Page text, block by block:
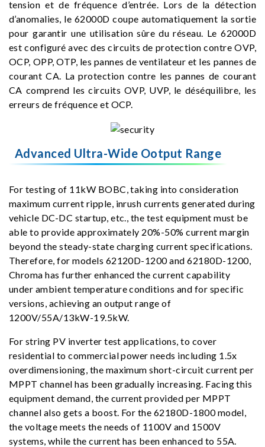
tension et de fréquence d’entrée. Lors de la détection
d’anomalies, le 62000D coupe automatiquement la sortie
pour garantir une utilisation sûre du réseau. Le 62000D
est configuré avec des circuits de protection contre OVP,
OCP, OPP, OTP, les pannes de ventilateur et les pannes de
courant CA. La protection contre les pannes de courant
CA comprend les circuits OVP, UVP, le déséquilibre, les
erreurs de fréquence et OCP.
Advanced Ultra-Wide Ootput Range
For testing of 11kW BOBC, taking into consideration
maximum current ripple, inrush currents generated during
vehicle DC-DC startup, etc., the test equipment must be
able to provide approximately 20%-50% current margin
beyond the steady-state charging current specifications.
Therefore, for models 62120D-1200 and 62180D-1200,
Chroma has further enhanced the current capability
under ambient temperature conditions and for specific
versions, achieving an output range of
1200V/55A/13kW-19.5kW.
For string PV inverter test applications, to cover
residential to commercial power needs including 1.5x
overdimensioning, the maximum short-circuit current per
MPPT channel has been gradually increasing. Facing this
equipment demand, the current provided per MPPT
channel also gets a boost. For the 62180D-1800 model,
the voltage meets the needs of 1100V and 1500V
systems, while the current has been enhanced to 55A.